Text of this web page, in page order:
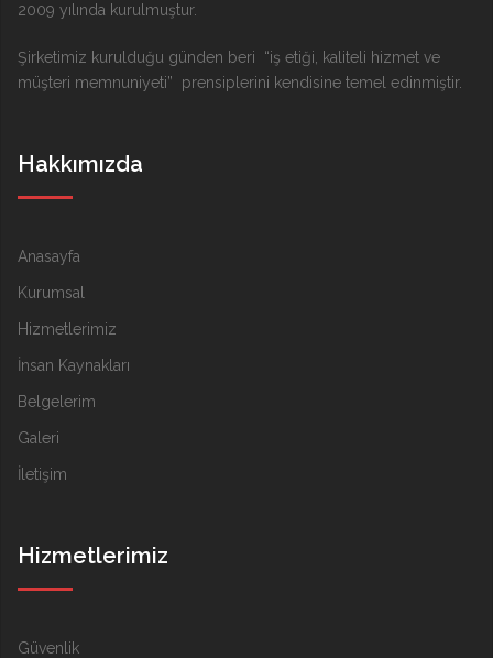
2009 yılında kurulmuştur.
Şirketimiz kurulduğu günden beri “iş etiği, kaliteli hizmet ve
müşteri memnuniyeti” prensiplerini kendisine temel edinmiştir.
Hakkımızda
Anasayfa
Kurumsal
Hizmetlerimiz
İnsan Kaynakları
Belgelerim
Galeri
İletişim
Hizmetlerimiz
Güvenlik